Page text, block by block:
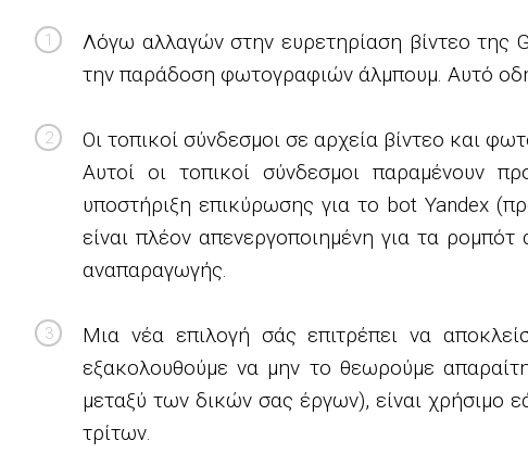
Λόγω αλλαγών στην ευρετηρίαση βίντεο
την παράδοση φωτογραφιών άλμπουμ. Αυτό
Οι τοπικοί σύνδεσμοι σε αρχεία βίντεο και
Αυτοί οι τοπικοί σύνδεσμοι παραμένουν
υποστήριξη επικύρωσης για το bot Yandex
είναι πλέον απενεργοποιημένη για τα
αναπαραγωγής.
Μια νέα επιλογή σάς επιτρέπει να
εξακολουθούμε να μην το θεωρούμε
μεταξύ των δικών σας έργων), είναι χρήσιμο
τρίτων.